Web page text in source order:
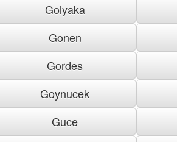
Golyaka
Gonen
Gordes
Goynucek
Guce